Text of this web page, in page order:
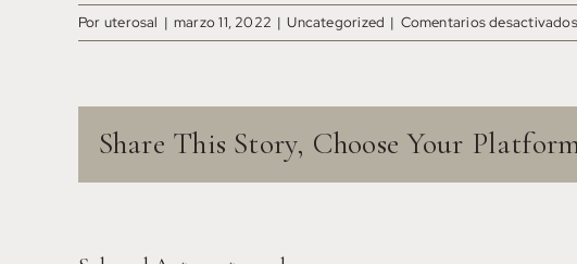
Por uterosal | marzo 11, 2022 | Uncategorized | Comentarios desactivados
Share This Story, Choose Your